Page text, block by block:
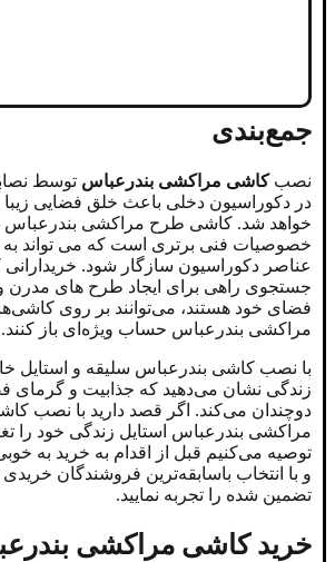
جمع‌بندی
نصبکاشی مراکشی بندرعباس توسط
در دکوراسیون دخلی باعث خلق فضایی زیبا
خواهد شد. کاشی طرح مراکشی بندرعباس
خصوصیات فنی برتری است که می تواند به
عناصر دکوراسیون سازگار شود. خریدارانی
جستجوی راهی برای ایجاد طرح های مدرن
فضای خود هستند، می‌توانند بر روی
مراکشی بندرعباس حساب ویژه‌ای باز کنند.
با نصب کاشی بندرعباس سلیقه و استایل
زندگی نشان می‌دهید که جذابیت و گرمای
دوچندان می‌کند. اگر قصد دارید با نصب
مراکشی بندرعباس استایل زندگی خود را
توصیه می‌کنیم قبل از اقدام به خرید به
و با انتخاب باسابقه‌ترین فروشندگان خریدی
تضمین شده را تجربه نمایید.
خرید کاشی مراکشی